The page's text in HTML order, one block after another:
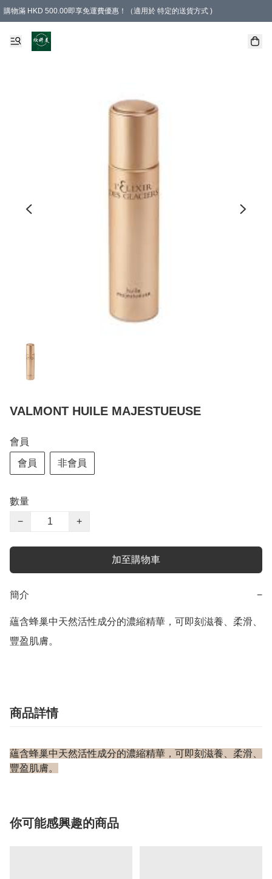
購物滿 HKD 500.00即享免運費優惠！（適用於 特定的送貨方式 )
VALMONT HUILE MAJESTUEUSE
會員
會員 非會員
數量
−
+
加至購物車
簡介 −
蘊含蜂巢中天然活性成分的濃縮精華，可即刻滋養、柔滑、
豐盈肌膚。
商品詳情
蘊含蜂巢中天然活性成分的濃縮精華，可即刻滋養、柔滑、
豐盈肌膚。
你可能感興趣的商品